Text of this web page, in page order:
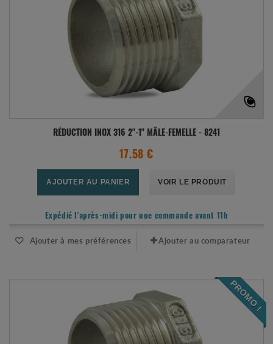
RÉDUCTION INOX 316 2"-1" MÂLE-FEMELLE - 8241
17.58 €
AJOUTER AU PANIER VOIR LE PRODUIT
Expédié l'après-midi pour une commande avant 11h
Ajouter à mes préférences Ajouter au comparateur
PROMO !